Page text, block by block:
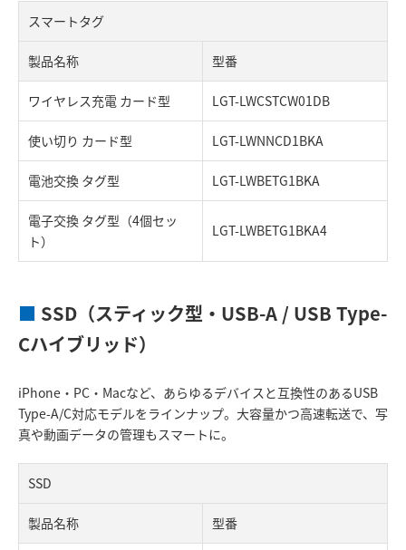
スマートタグ
製品名称 型番
ワイヤレス充電 カード型 LGT-LWCSTCW01DB
使い切り カード型 LGT-LWNNCD1BKA
電池交換 タグ型 LGT-LWBETG1BKA
電子交換 タグ型（4個セッ
ト）
LGT-LWBETG1BKA4
■ SSD（スティック型・USB-A / USB Type-
Cハイブリッド）
iPhone・PC・Macなど、あらゆるデバイスと互換性のあるUSB
Type-A/C対応モデルをラインナップ。大容量かつ高速転送で、写
真や動画データの管理もスマートに。
SSD
製品名称 型番